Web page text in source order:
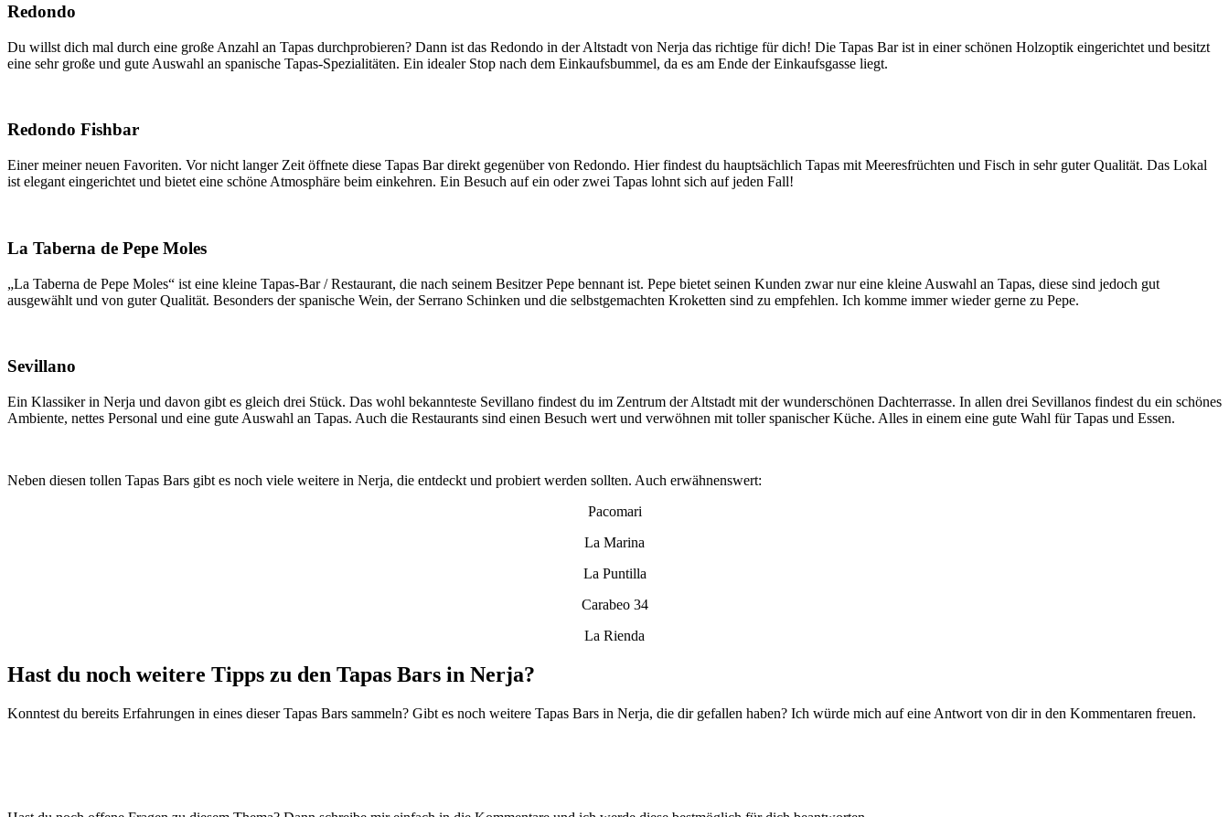
Redondo
Du willst dich mal durch eine große Anzahl an Tapas durchprobieren? Dann ist das Redondo in der Altstadt von Nerja das richtige für dich! Die Tapas Bar ist in einer schönen Holzoptik eingerichtet und besitzt
eine sehr große und gute Auswahl an spanische Tapas-Spezialitäten. Ein idealer Stop nach dem Einkaufsbummel, da es am Ende der Einkaufsgasse liegt.
Redondo Fishbar
Einer meiner neuen Favoriten. Vor nicht langer Zeit öffnete diese Tapas Bar direkt gegenüber von Redondo. Hier findest du hauptsächlich Tapas mit Meeresfrüchten und Fisch in sehr guter Qualität. Das Lokal
ist elegant eingerichtet und bietet eine schöne Atmosphäre beim einkehren. Ein Besuch auf ein oder zwei Tapas lohnt sich auf jeden Fall!
La Taberna de Pepe Moles
„La Taberna de Pepe Moles“ ist eine kleine Tapas-Bar / Restaurant, die nach seinem Besitzer Pepe bennant ist. Pepe bietet seinen Kunden zwar nur eine kleine Auswahl an Tapas, diese sind jedoch gut
ausgewählt und von guter Qualität. Besonders der spanische Wein, der Serrano Schinken und die selbstgemachten Kroketten sind zu empfehlen. Ich komme immer wieder gerne zu Pepe.
Sevillano
Ein Klassiker in Nerja und davon gibt es gleich drei Stück. Das wohl bekannteste Sevillano findest du im Zentrum der Altstadt mit der wunderschönen Dachterrasse. In allen drei Sevillanos findest du ein schönes
Ambiente, nettes Personal und eine gute Auswahl an Tapas. Auch die Restaurants sind einen Besuch wert und verwöhnen mit toller spanischer Küche. Alles in einem eine gute Wahl für Tapas und Essen.
Neben diesen tollen Tapas Bars gibt es noch viele weitere in Nerja, die entdeckt und probiert werden sollten. Auch erwähnenswert:
Pacomari
La Marina
La Puntilla
Carabeo 34
La Rienda
Hast du noch weitere Tipps zu den Tapas Bars in Nerja?
Konntest du bereits Erfahrungen in eines dieser Tapas Bars sammeln? Gibt es noch weitere Tapas Bars in Nerja, die dir gefallen haben? Ich würde mich auf eine Antwort von dir in den Kommentaren freuen.